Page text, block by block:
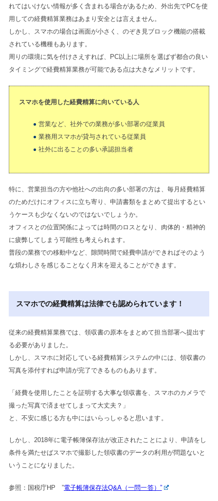
れてはいけない情報が多く含まれる場合があるため、外出先でPCを使
用しての経費精算業務はあまり安全とは言えません。
しかし、スマホの場合は画面が小さく、のぞき見ブロック機能の搭載
されている機種もあります。
周りの環境に気を付けさえすれば、PC以上に場所を選ばず都合の良い
タイミングで経費精算業務が可能である点は大きなメリットです。
スマホを使用した経費精算に向いている人
営業など、社外での業務が多い部署の従業員
業務用スマホが貸与されている従業員
社外に出ることの多い承認担当者
特に、営業担当の方や他社への出向の多い部署の方は、毎月経費精算
のためだけにオフィスに立ち寄り、申請書類をまとめて提出するとい
うケースも少なくないのではないでしょうか。
オフィスとの位置関係によっては時間のロスとなり、肉体的・精神的
に疲弊してしまう可能性も考えられます。
普段の業務での移動中など、隙間時間で経費申請ができればそのよう
な煩わしさを感じることなく月末を迎えることができます。
スマホでの経費精算は法律でも認められています！
従来の経費精算業務では、領収書の原本をまとめて担当部署へ提出す
る必要がありました。
しかし、スマホに対応している経費精算システムの中には、領収書の
写真を添付すれば申請が完了できるものもあります。
「経費を使用したことを証明する大事な領収書を、スマホのカメラで
撮った写真で済ませてしまって大丈夫？」
と、不安に感じる方も中にはいらっしゃると思います。
しかし、2018年に電子帳簿保存法が改正されたことにより、申請をし
条件を満たせばスマホで撮影した領収書のデータの利用が問題ないと
いうことになりました。
参照：国税庁HP ”電子帳簿保存法Q&A（一問一答）”